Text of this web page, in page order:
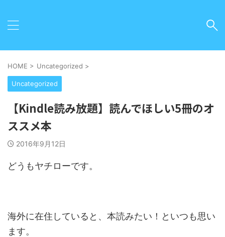
HOME > Uncategorized >
Uncategorized
【Kindle読み放題】読んでほしい5冊のオ
ススメ本
2016年9月12日
どうもヤチローです。
海外に在住していると、本読みたい！といつも思い
ます。